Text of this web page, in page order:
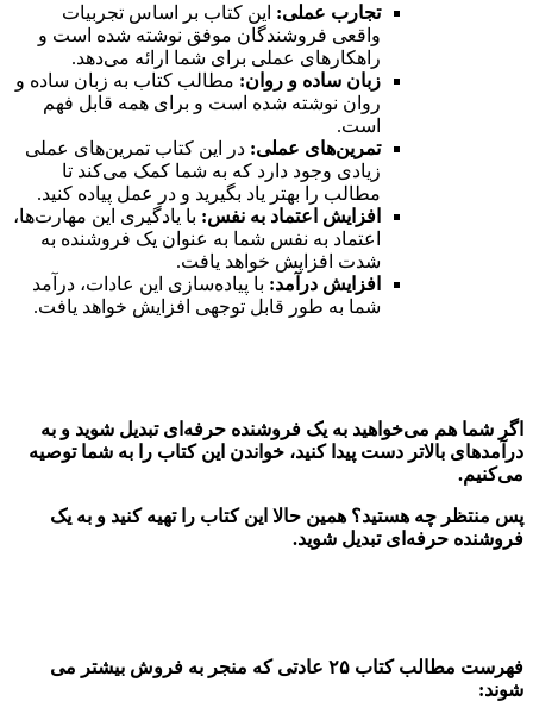
تجارب عملی: این کتاب بر اساس تجربیات
واقعی فروشندگان موفق نوشته شده است و
راهکارهای عملی برای شما ارائه می‌دهد.
زبان ساده و روان: مطالب کتاب به زبان ساده و
روان نوشته شده است و برای همه قابل فهم
است.
تمرین‌های عملی: در این کتاب تمرین‌های عملی
زیادی وجود دارد که به شما کمک می‌کند تا
مطالب را بهتر یاد بگیرید و در عمل پیاده کنید.
افزایش اعتماد به نفس: با یادگیری این مهارت‌ها،
اعتماد به نفس شما به عنوان یک فروشنده به
شدت افزایش خواهد یافت.
افزایش درآمد: با پیاده‌سازی این عادات، درآمد
شما به طور قابل توجهی افزایش خواهد یافت.
اگر شما هم می‌خواهید به یک فروشنده حرفه‌ای تبدیل شوید و به
درآمدهای بالاتر دست پیدا کنید، خواندن این کتاب را به شما توصیه
می‌کنیم.
پس منتظر چه هستید؟ همین حالا این کتاب را تهیه کنید و به یک
فروشنده حرفه‌ای تبدیل شوید.
فهرست مطالب کتاب ۲۵ عادتی که منجر به فروش بیشتر می
شوند: